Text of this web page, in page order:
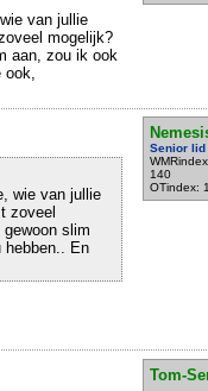
van jullie
mogelijk?
aan, zou ik ook
ook,
Senior lid
140
OTindex:
wie van jullie
zoveel
slim
hebben.. En
Tom-